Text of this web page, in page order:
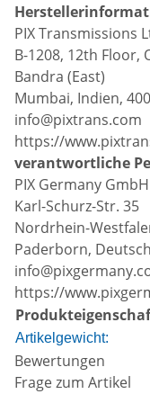
PIX Transmissions
B-1208, 12th Floor,
Bandra (East)
Mumbai, Indien,
info@pixtrans.com
https://
verantwortliche
PIX Germany GmbH
Karl-Schurz-Str. 35
Nordrhein-
Paderborn,
https://
Artikelgewicht:
Bewertungen
Frage zum Artikel